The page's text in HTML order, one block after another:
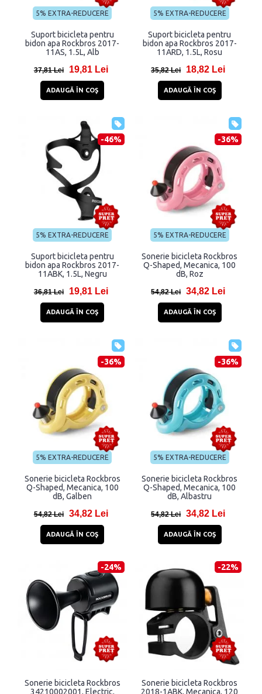
5% EXTRA-REDUCERE
Suport bicicleta pentru
bidon apa Rockbros 2017-
11AS, 1.5L, Alb
37,81 Lei 19,81 Lei
ADAUGĂ ÎN COŞ
5% EXTRA-REDUCERE
Suport bicicleta pentru
bidon apa Rockbros 2017-
11ARD, 1.5L, Rosu
35,82 Lei 18,82 Lei
ADAUGĂ ÎN COŞ
-46%
5% EXTRA-REDUCERE
Suport bicicleta pentru
bidon apa Rockbros 2017-
11ABK, 1.5L, Negru
36,81 Lei 19,81 Lei
ADAUGĂ ÎN COŞ
-36%
5% EXTRA-REDUCERE
Sonerie bicicleta Rockbros
Q-Shaped, Mecanica, 100
dB, Roz
54,82 Lei 34,82 Lei
ADAUGĂ ÎN COŞ
-36%
5% EXTRA-REDUCERE
Sonerie bicicleta Rockbros
Q-Shaped, Mecanica, 100
dB, Galben
54,82 Lei 34,82 Lei
ADAUGĂ ÎN COŞ
-36%
5% EXTRA-REDUCERE
Sonerie bicicleta Rockbros
Q-Shaped, Mecanica, 100
dB, Albastru
54,82 Lei 34,82 Lei
ADAUGĂ ÎN COŞ
-24%
Sonerie bicicleta Rockbros
34210002001, Electric,
-22%
Sonerie bicicleta Rockbros
2018-1ABK, Mecanica, 120